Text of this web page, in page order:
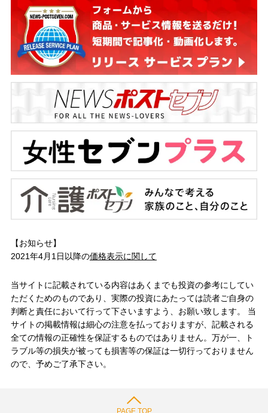
【お知らせ】
2021年4月1日以降の価格表示に関して
当サイトに記載されている内容はあくまでも投資の参考にしてい
ただくためのものであり、実際の投資にあたっては読者ご自身の
判断と責任において行って下さいますよう、お願い致します。 当
サイトの掲載情報は細心の注意を払っておりますが、記載される
全ての情報の正確性を保証するものではありません。万が一、ト
ラブル等の損失が被っても損害等の保証は一切行っておりません
ので、予めご了承下さい。
PAGE TOP